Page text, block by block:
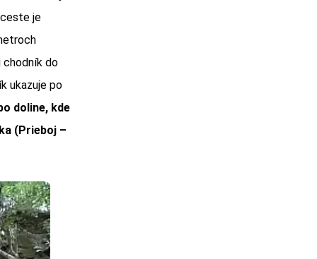
je
chodník do
ukazuje po
doline, kde
(Prieboj –